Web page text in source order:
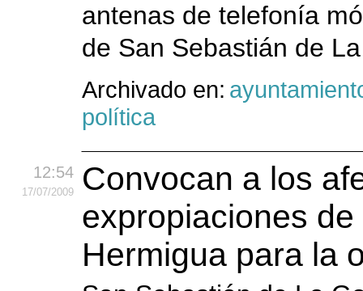
antenas de telefonía
de San Sebastián de
Archivado en:
política
12:54
17/07/2009
Convocan a los
expropiaciones
Hermigua para la